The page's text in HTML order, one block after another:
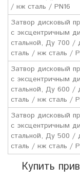
/ нж сталь / PN16
Затвор дисковый
с эксцентричным
стальной, Ду 700 /
сталь / нж сталь /
Затвор дисковый
с эксцентричным
стальной, Ду 600 /
сталь / нж сталь /
Затвор дисковый
с эксцентричным
стальной, Ду 500 /
сталь / нж сталь /
Купить